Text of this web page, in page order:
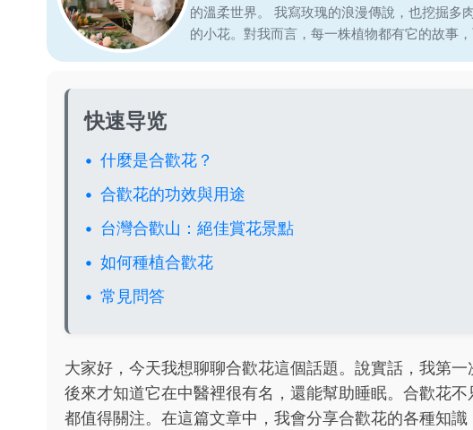
的溫柔世界。 我寫玫瑰的浪漫傳說，也挖掘多
的小花。對我而言，每一株植物都有它的故事
快速导览
什麼是合歡花？
合歡花的功效與用途
台灣合歡山：絕佳賞花景點
如何種植合歡花
常見問答
大家好，今天我想聊聊合歡花這個話題。說實話，我第
後來才知道它在中醫裡很有名，還能幫助睡眠。合歡花
都值得關注。在這篇文章中，我會分享合歡花的各種知